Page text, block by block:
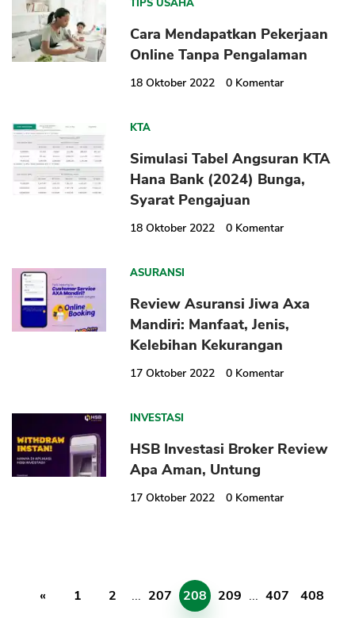
TIPS USAHA
Cara Mendapatkan Pekerjaan
Online Tanpa Pengalaman
18 Oktober 2022 0 Komentar
KTA
Simulasi Tabel Angsuran KTA
Hana Bank (2024) Bunga,
Syarat Pengajuan
18 Oktober 2022 0 Komentar
ASURANSI
Review Asuransi Jiwa Axa
Mandiri: Manfaat, Jenis,
Kelebihan Kekurangan
17 Oktober 2022 0 Komentar
INVESTASI
HSB Investasi Broker Review
Apa Aman, Untung
17 Oktober 2022 0 Komentar
« 1 2 ... 207 208 209 ... 407
408